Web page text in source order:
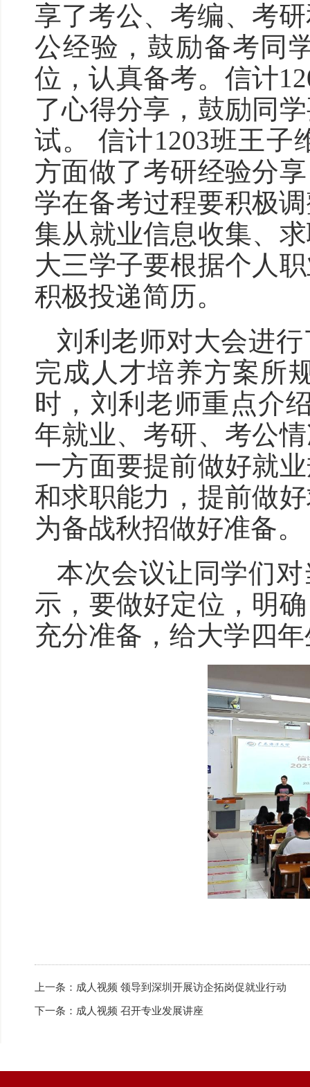
享了考公、考编、考
公经验，鼓励备考同
位，认真备考。信计
了心得分享，鼓励同
试。 信计1203班王子
方面做了考研经验分
学在备考过程要积极
集从就业信息收集、
大三学子要根据个人
积极投递简历。
刘利老师对大会进
完成人才培养方案所
时，刘利老师重点介
年就业、考研、考公
一方面要提前做好就
和求职能力，提前做
为备战秋招做好准备。
本次会议让同学们
示，要做好定位，明
充分准备，给大学四
上一条： 成人视频 领导到深圳开展访企拓岗促就业行动
下一条： 成人视频 召开专业发展讲座